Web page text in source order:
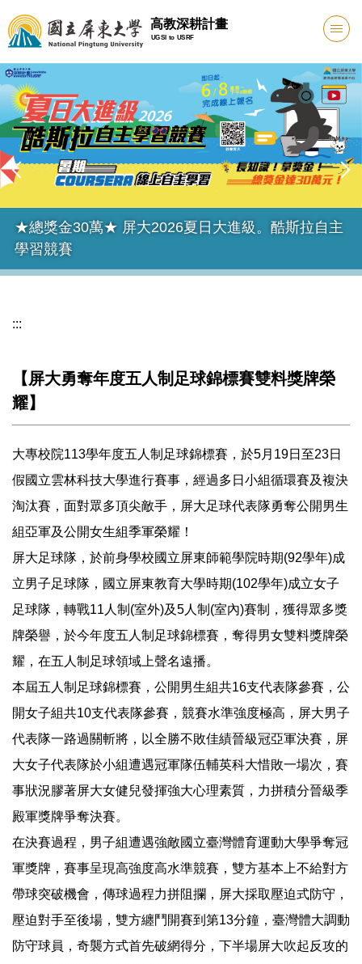
跳
到
主
要
內
容
區
高教深耕計畫
UGSI to USRF
★總獎金30萬★ 屏大2026夏日大進級。酷斯拉自主
學習競賽
:::
【屏大勇奪年度五人制足球錦標賽雙料獎牌榮
耀】
大專校院113學年度五人制足球錦標賽，於5月19日至23日
假國立雲林科技大學進行賽事，經過多日小組循環賽及複決
淘汰賽，面對眾多頂尖敵手，屏大足球代表隊勇奪公開男生
組亞軍及公開女生組季軍榮耀！
屏大足球隊，於前身學校國立屏東師範學院時期(92學年)成
立男子足球隊，國立屏東教育大學時期(102學年)成立女子
足球隊，轉戰11人制(室外)及5人制(室內)賽制，獲得眾多獎
牌榮譽，於今年度五人制足球錦標賽，奪得男女雙料獎牌榮
耀，在五人制足球領域上聲名遠播。
本屆五人制足球錦標賽，公開男生組共16支代表隊參賽，公
開女子組共10支代表隊參賽，競賽水準強度極高，屏大男子
代表隊一路過關斬將，以全勝不敗佳績晉級冠亞軍決賽，屏
大女子代表隊於小組遭遇冠軍隊伍輔英科大惜敗一場次，賽
事狀況膠著屏大女健兒發揮強大心理素質，力拼積分晉級季
殿軍獎牌爭奪決賽。
在決賽過程，男子組遭遇強敵國立臺灣體育運動大學爭奪冠
軍獎牌，賽事呈現高強度高水準競賽，雙方基本上不給對方
帶球突破機會，傳球過程力拼阻攔，屏大採取壓迫式防守，
壓迫對手至後場，雙方纏鬥開賽到第13分鐘，臺灣體大調動
防守球員，奇襲方式首先破網得分，下半場屏大吹起反攻的